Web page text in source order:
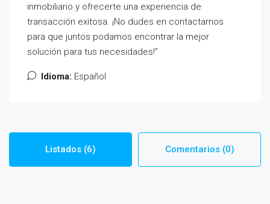
inmobiliario y ofrecerte una experiencia de
transacción exitosa. ¡No dudes en contactarnos
para que juntos podamos encontrar la mejor
solución para tus necesidades!”
Idioma: Español
Listados (6) Comentarios (0)